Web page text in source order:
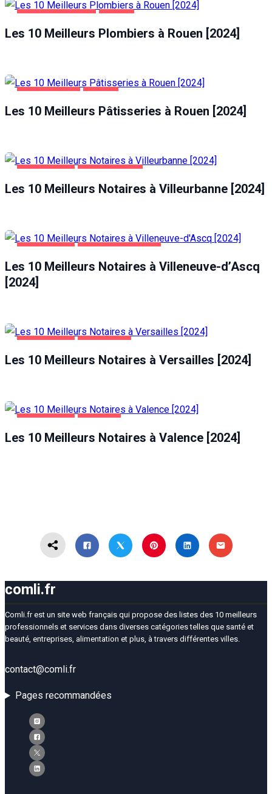
Les 10 Meilleurs Plombiers à Rouen [2024]
Les 10 Meilleurs Pâtisseries à Rouen [2024]
Les 10 Meilleurs Notaires à Villeurbanne [2024]
Les 10 Meilleurs Notaires à Villeneuve-d’Ascq
[2024]
Les 10 Meilleurs Notaires à Versailles [2024]
Les 10 Meilleurs Notaires à Valence [2024]
comli.fr
Comli.fr est un site web français qui propose des listes des 10 meilleurs
professionnels et services dans diverses catégories telles que santé et
beauté, entreprises, alimentation et plus, à travers différentes villes.
contact@comli.fr
Pages recommandées